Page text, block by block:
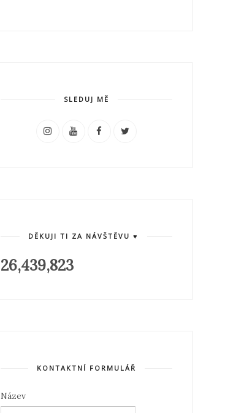
SLEDUJ MĚ
DĚKUJI TI ZA NÁVŠTĚVU ♥
26,439,823
KONTAKTNÍ FORMULÁŘ
Název